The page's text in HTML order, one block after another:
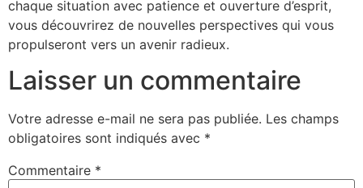
chaque situation avec patience et ouverture d’esprit,
vous découvrirez de nouvelles perspectives qui vous
propulseront vers un avenir radieux.
Laisser un commentaire
Votre adresse e-mail ne sera pas publiée. Les champs
obligatoires sont indiqués avec *
Commentaire *